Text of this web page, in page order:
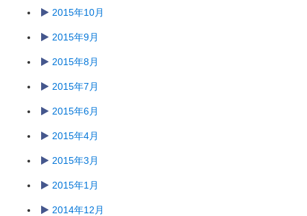
2015年10月
2015年9月
2015年8月
2015年7月
2015年6月
2015年4月
2015年3月
2015年1月
2014年12月